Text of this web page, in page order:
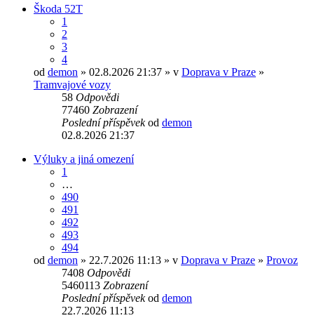
Škoda 52T
1
2
3
4
od demon » 02.8.2026 21:37 » v Doprava v Praze »
Tramvajové vozy
58 Odpovědi
77460 Zobrazení
Poslední příspěvekod demon
02.8.2026 21:37
Výluky a jiná omezení
1
…
490
491
492
493
494
od demon » 22.7.2026 11:13 » v Doprava v Praze » Provoz
7408 Odpovědi
5460113 Zobrazení
Poslední příspěvekod demon
22.7.2026 11:13